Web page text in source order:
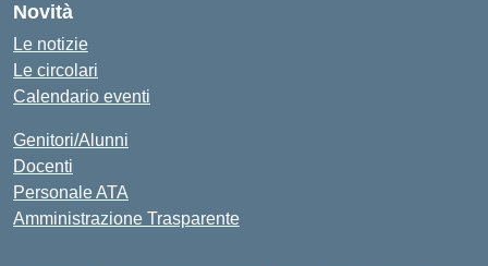
Novità
Le notizie
Le circolari
Calendario eventi
Genitori/Alunni
Docenti
Personale ATA
Amministrazione Trasparente